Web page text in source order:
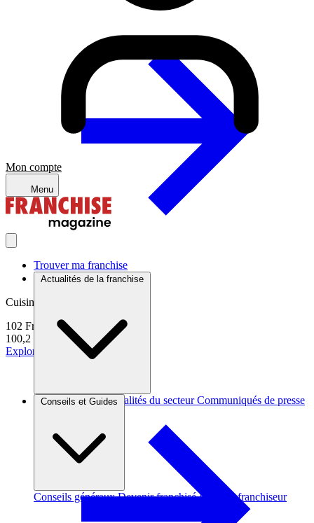
Mon compte
Menu
Trouver ma franchise
Actualités de la franchise
Brèves et actus Actualités du secteur Communiqués de presse
Conseils et Guides
Conseils généraux Devenir franchisé Devenir franchiseur
Cuisine du monde
102 Franchises
100,2 k€
d'apport moyen
Explorer